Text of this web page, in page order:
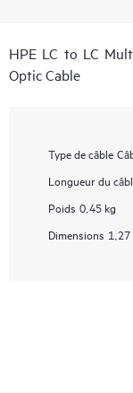
HPE LC to LC
Optic Cable
Type de câble
Longueur du
Poids 0,45 kg
Dimensions